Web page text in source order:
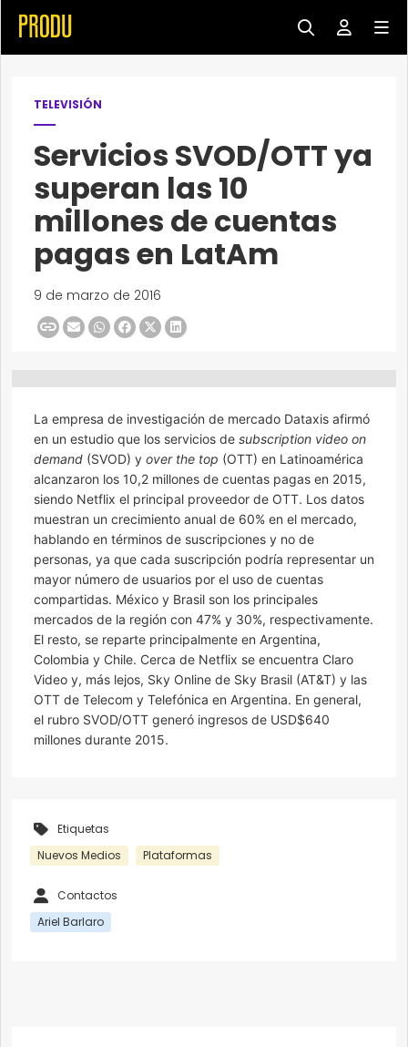
TELEVISIÓN
Servicios SVOD/OTT ya
superan las 10
millones de cuentas
pagas en LatAm
9 de marzo de 2016
La empresa de investigación de mercado Dataxis afirmó
en un estudio que los servicios de subscription video on
demand (SVOD) y over the top (OTT) en Latinoamérica
alcanzaron los 10,2 millones de cuentas pagas en 2015,
siendo Netflix el principal proveedor de OTT. Los datos
muestran un crecimiento anual de 60% en el mercado,
hablando en términos de suscripciones y no de
personas, ya que cada suscripción podría representar un
mayor número de usuarios por el uso de cuentas
compartidas. México y Brasil son los principales
mercados de la región con 47% y 30%, respectivamente.
El resto, se reparte principalmente en Argentina,
Colombia y Chile. Cerca de Netflix se encuentra Claro
Video y, más lejos, Sky Online de Sky Brasil (AT&T) y las
OTT de Telecom y Telefónica en Argentina. En general,
el rubro SVOD/OTT generó ingresos de USD$640
millones durante 2015.
Etiquetas
Nuevos Medios
Plataformas
Contactos
Ariel Barlaro